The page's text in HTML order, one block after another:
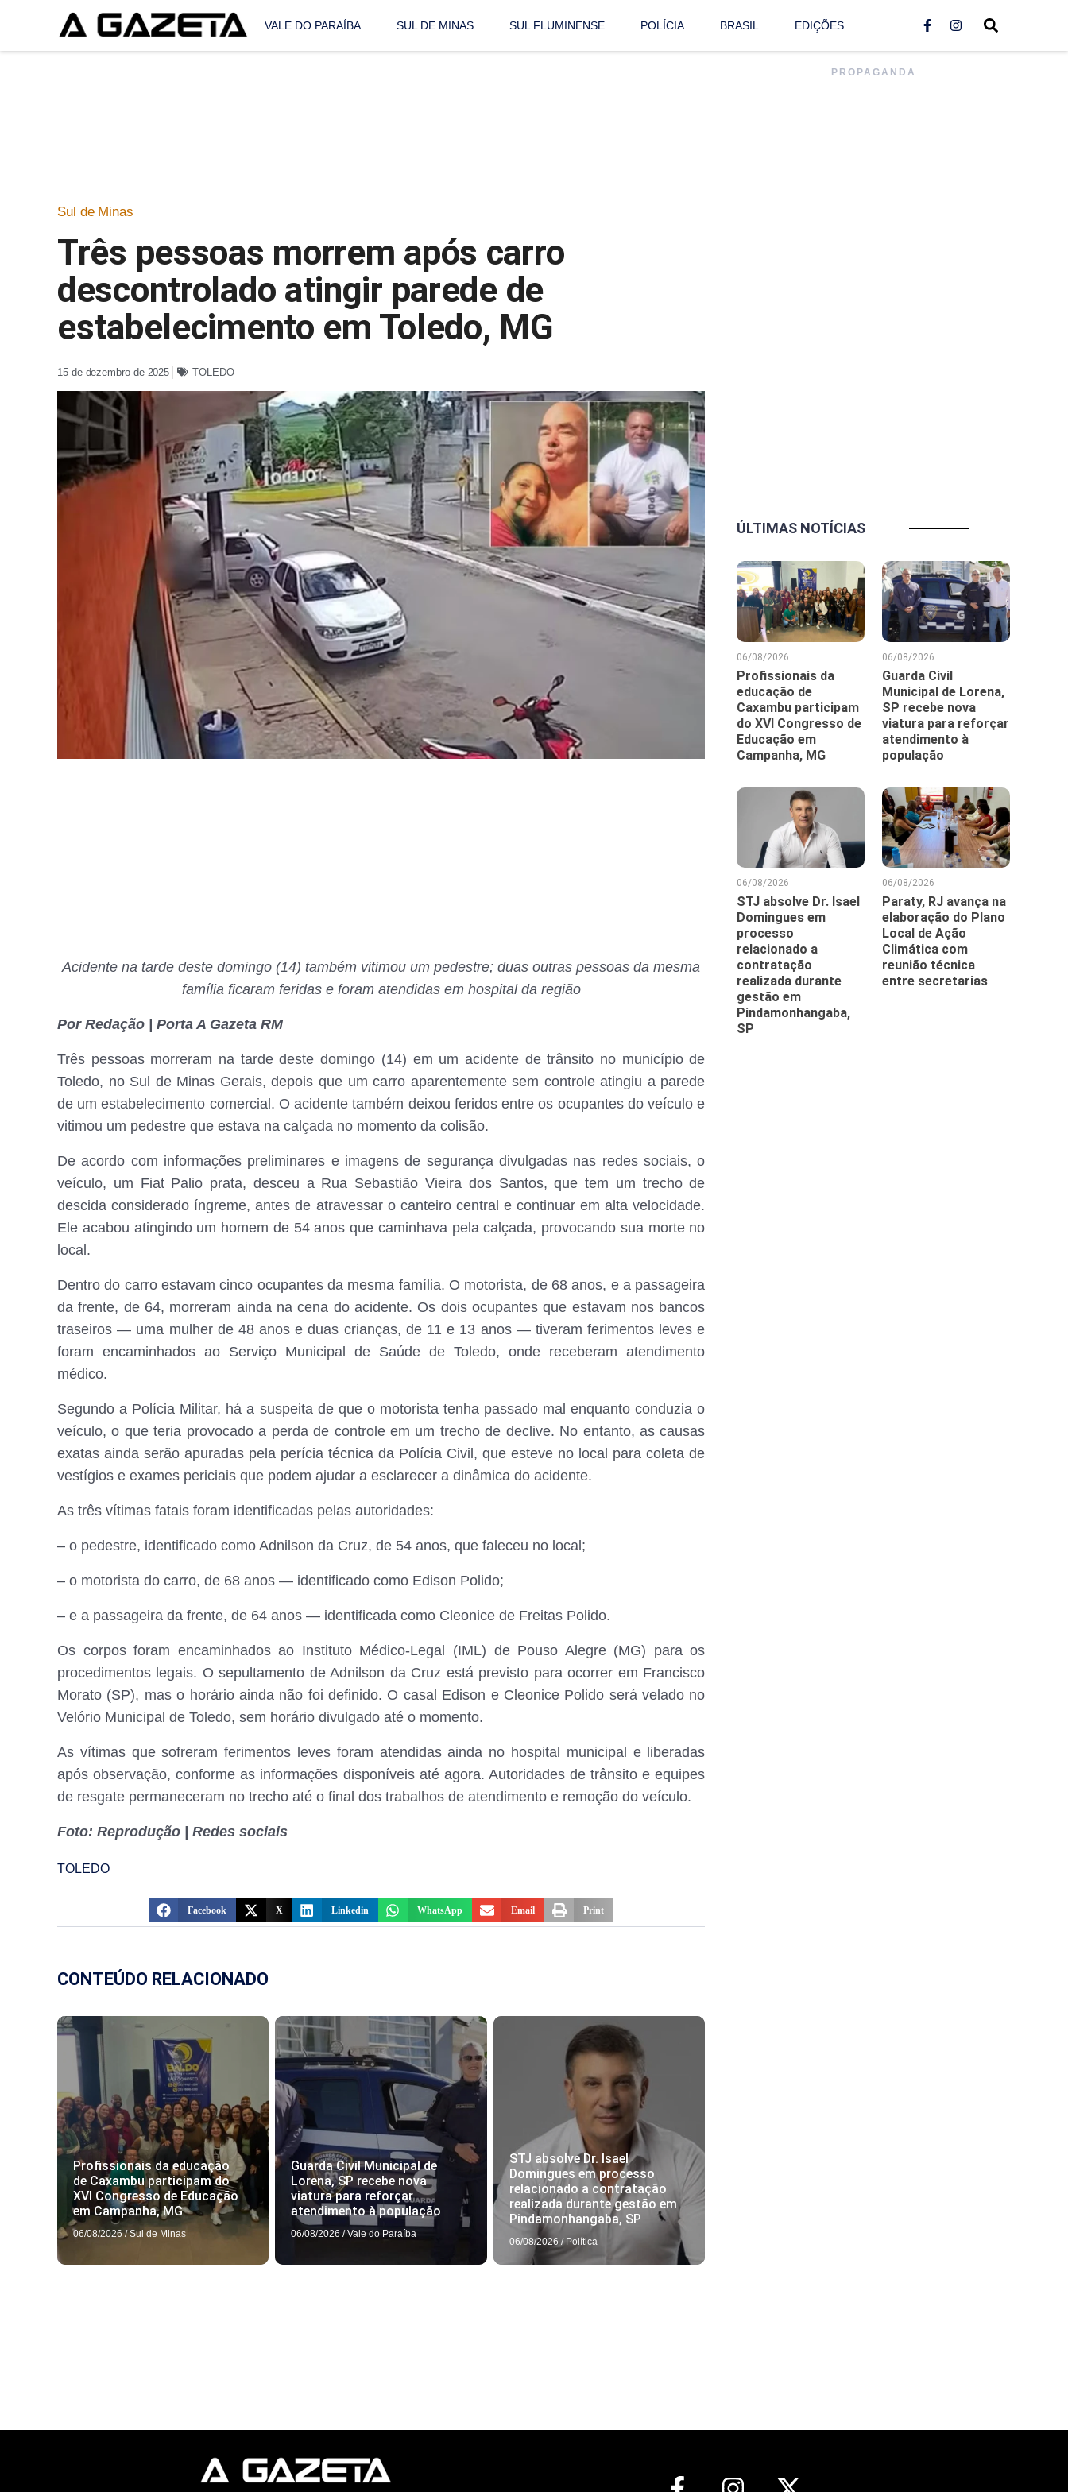
VALE DO PARAÍBA SUL DE MINAS SUL FLUMINENSE POLÍCIA BRASIL EDIÇÕES
Sul de Minas
Três pessoas morrem após carro
descontrolado atingir parede de
estabelecimento em Toledo, MG
15 de dezembro de 2025 TOLEDO
Acidente na tarde deste domingo (14) também vitimou um pedestre; duas outras pessoas da mesma
família ficaram feridas e foram atendidas em hospital da região
Por Redação | Porta A Gazeta RM
Três pessoas morreram na tarde deste domingo (14) em um acidente de trânsito no município de
Toledo, no Sul de Minas Gerais, depois que um carro aparentemente sem controle atingiu a parede
de um estabelecimento comercial. O acidente também deixou feridos entre os ocupantes do veículo e
vitimou um pedestre que estava na calçada no momento da colisão.
De acordo com informações preliminares e imagens de segurança divulgadas nas redes sociais, o
veículo, um Fiat Palio prata, desceu a Rua Sebastião Vieira dos Santos, que tem um trecho de
descida considerado íngreme, antes de atravessar o canteiro central e continuar em alta velocidade.
Ele acabou atingindo um homem de 54 anos que caminhava pela calçada, provocando sua morte no
local.
Dentro do carro estavam cinco ocupantes da mesma família. O motorista, de 68 anos, e a passageira
da frente, de 64, morreram ainda na cena do acidente. Os dois ocupantes que estavam nos bancos
traseiros — uma mulher de 48 anos e duas crianças, de 11 e 13 anos — tiveram ferimentos leves e
foram encaminhados ao Serviço Municipal de Saúde de Toledo, onde receberam atendimento
médico.
Segundo a Polícia Militar, há a suspeita de que o motorista tenha passado mal enquanto conduzia o
veículo, o que teria provocado a perda de controle em um trecho de declive. No entanto, as causas
exatas ainda serão apuradas pela perícia técnica da Polícia Civil, que esteve no local para coleta de
vestígios e exames periciais que podem ajudar a esclarecer a dinâmica do acidente.
As três vítimas fatais foram identificadas pelas autoridades:
– o pedestre, identificado como Adnilson da Cruz, de 54 anos, que faleceu no local;
– o motorista do carro, de 68 anos — identificado como Edison Polido;
– e a passageira da frente, de 64 anos — identificada como Cleonice de Freitas Polido.
Os corpos foram encaminhados ao Instituto Médico-Legal (IML) de Pouso Alegre (MG) para os
procedimentos legais. O sepultamento de Adnilson da Cruz está previsto para ocorrer em Francisco
Morato (SP), mas o horário ainda não foi definido. O casal Edison e Cleonice Polido será velado no
Velório Municipal de Toledo, sem horário divulgado até o momento.
As vítimas que sofreram ferimentos leves foram atendidas ainda no hospital municipal e liberadas
após observação, conforme as informações disponíveis até agora. Autoridades de trânsito e equipes
de resgate permaneceram no trecho até o final dos trabalhos de atendimento e remoção do veículo.
Foto: Reprodução | Redes sociais
TOLEDO
Facebook X Linkedin WhatsApp Email Print
CONTEÚDO RELACIONADO
Profissionais da educação
de Caxambu participam do
XVI Congresso de Educação
em Campanha, MG
06/08/2026 / Sul de Minas
Guarda Civil Municipal de
Lorena, SP recebe nova
viatura para reforçar
atendimento à população
06/08/2026 / Vale do Paraíba
STJ absolve Dr. Isael
Domingues em processo
relacionado a contratação
realizada durante gestão em
Pindamonhangaba, SP
06/08/2026 / Política
PROPAGANDA
ÚLTIMAS NOTÍCIAS
06/08/2026
Profissionais da
educação de
Caxambu participam
do XVI Congresso de
Educação em
Campanha, MG
06/08/2026
Guarda Civil
Municipal de Lorena,
SP recebe nova
viatura para reforçar
atendimento à
população
06/08/2026
STJ absolve Dr. Isael
Domingues em
processo
relacionado a
contratação
realizada durante
gestão em
Pindamonhangaba,
SP
06/08/2026
Paraty, RJ avança na
elaboração do Plano
Local de Ação
Climática com
reunião técnica
entre secretarias